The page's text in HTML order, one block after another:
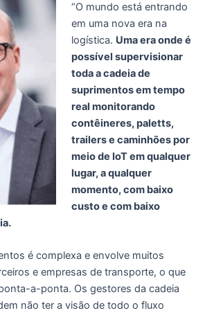
“O mundo está entrando
em uma nova era na
logística. Uma era onde é
possível supervisionar
toda a cadeia de
suprimentos em tempo
real monitorando
contêineres, paletts,
trailers e caminhões por
meio de IoT em qualquer
lugar, a qualquer
momento, com baixo
custo e com baixo
é complexa e envolve muitos
e empresas de transporte, o que
a-ponta. Os gestores da cadeia
não ter a visão de todo o fluxo